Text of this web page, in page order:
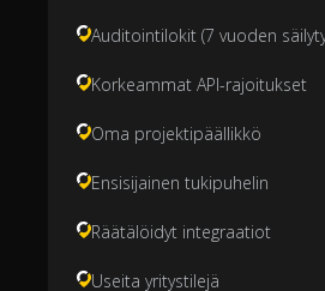
Auditointilokit (7 vuoden
Korkeammat API-rajoitukset
Oma projektipäällikkö
Ensisijainen tukipuhelin
Räätälöidyt integraatiot
Useita yritystilejä